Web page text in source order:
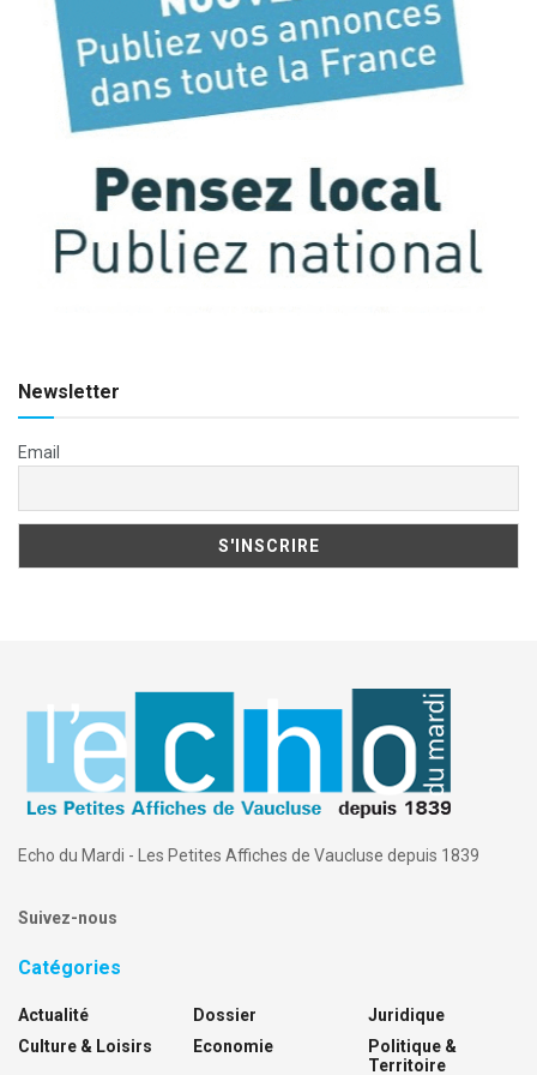
Newsletter
Email
Echo du Mardi - Les Petites Affiches de Vaucluse depuis 1839
Suivez-nous
Catégories
Actualité
Culture & Loisirs
Dossier
Economie
Juridique
Politique &
Territoire